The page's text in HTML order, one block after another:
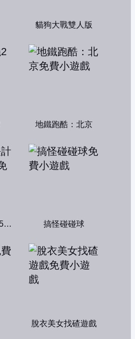
貓狗大戰雙人版
地鐵跑酷：北京
美少女成長計劃5.2中文版 搞怪碰碰球
脫衣美女找碴遊戲